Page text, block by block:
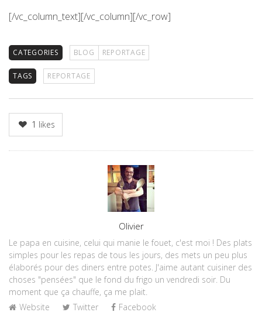
[/vc_column_text][/vc_column][/vc_row]
CATEGORIES BLOG REPORTAGE
TAGS REPORTAGE
1 likes
Olivier
Le papa en cuisine, celui qui manie le fouet, c'est moi ! Des plats
simples pour les repas de tous les jours, des mets un peu plus
élaborés pour des diners entre potes. J'aime autant cuisiner des
choses "pensées" que le fond du frigo un vendredi soir. Du
moment que ça chauffe, ça me plait.
Website
Twitter Facebook